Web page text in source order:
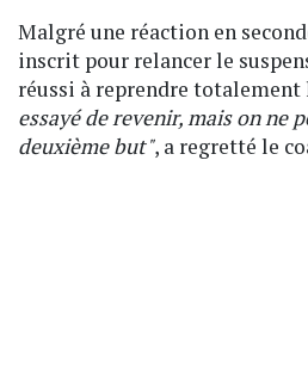
Malgré une réaction en
inscrit pour relancer le
réussi à reprendre totalement
essayé de revenir, mais on ne
deuxième but", a regretté le